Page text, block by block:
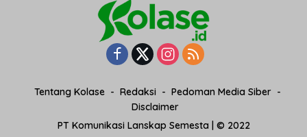
Tentang Kolase Redaksi
Pedoman Media Siber
Disclaimer
PT Komunikasi Lanskap Semesta | © 2022